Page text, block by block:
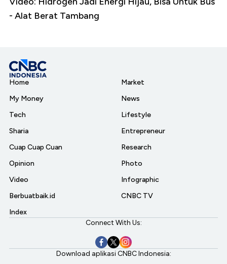
- Alat Berat Tambang
Home
My Money
Tech
Sharia
Cuap Cuap Cuan
Opinion
Video
Berbuatbaik.id
Index
Market
News
Lifestyle
Entrepreneur
Research
Photo
Infographic
CNBC TV
Connect With Us:
Download aplikasi CNBC Indonesia: